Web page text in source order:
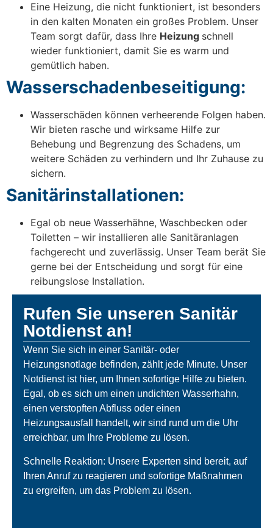
Eine Heizung, die nicht funktioniert, ist besonders
in den kalten Monaten ein großes Problem. Unser
Team sorgt dafür, dass Ihre Heizung schnell
wieder funktioniert, damit Sie es warm und
gemütlich haben.
Wasserschadenbeseitigung:
Wasserschäden können verheerende Folgen haben.
Wir bieten rasche und wirksame Hilfe zur
Behebung und Begrenzung des Schadens, um
weitere Schäden zu verhindern und Ihr Zuhause zu
sichern.
Sanitärinstallationen:
Egal ob neue Wasserhähne, Waschbecken oder
Toiletten – wir installieren alle Sanitäranlagen
fachgerecht und zuverlässig. Unser Team berät Sie
gerne bei der Entscheidung und sorgt für eine
reibungslose Installation.
Rufen Sie unseren Sanitär
Notdienst an!
Wenn Sie sich in einer Sanitär- oder
Heizungsnotlage befinden, zählt jede Minute. Unser
Notdienst ist hier, um Ihnen sofortige Hilfe zu bieten.
Egal, ob es sich um einen undichten Wasserhahn,
einen verstopften Abfluss oder einen
Heizungsausfall handelt, wir sind rund um die Uhr
erreichbar, um Ihre Probleme zu lösen.
Schnelle Reaktion: Unsere Experten sind bereit, auf
Ihren Anruf zu reagieren und sofortige Maßnahmen
zu ergreifen, um das Problem zu lösen.